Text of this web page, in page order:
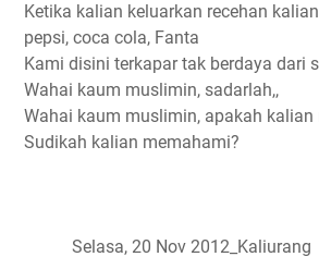
Ketika kalian keluarkan recehan
pepsi, coca cola, Fanta
Kami disini terkapar tak berdaya dari
Wahai kaum muslimin, sadarlah,,
Wahai kaum muslimin, apakah kalian
Sudikah kalian memahami?
Selasa, 20 Nov 2012_Kaliurang